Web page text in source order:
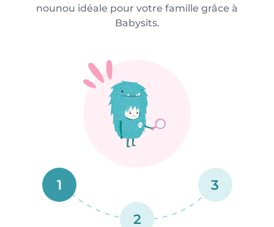
nounou idéale pour votre famille grâce à
Babysits.
1
2
3